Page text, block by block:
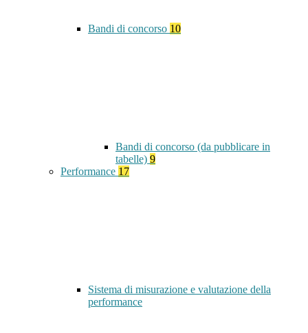
Bandi di concorso 10
Bandi di concorso (da pubblicare in
tabelle) 9
Performance 17
Sistema di misurazione e valutazione della
performance